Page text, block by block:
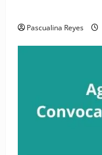
Pascualina Reyes